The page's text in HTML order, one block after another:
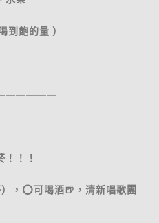
到飽的量 ）
！！
，⭕️可喝酒🍺，清新唱歌團